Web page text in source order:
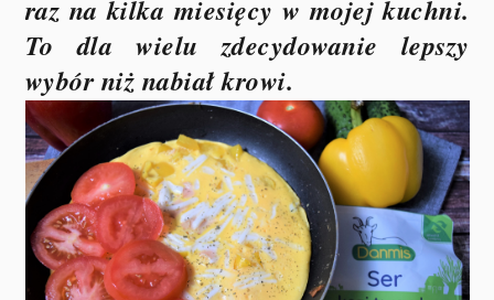
raz na kilka miesięcy w mojej kuchni.
To dla wielu zdecydowanie lepszy
wybór niż nabiał krowi.